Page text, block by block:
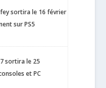
sortira le 16 février
sur PS5
sortira le 25
et PC